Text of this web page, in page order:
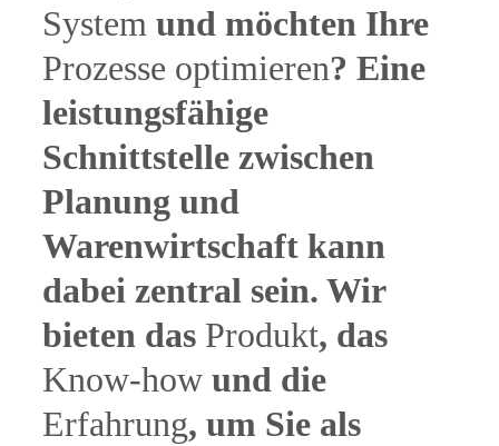
System und möchten Ihre
Prozesse optimieren? Eine
leistungsfähige
Schnittstelle zwischen
Planung und
Warenwirtschaft kann
dabei zentral sein. Wir
bieten das Produkt, das
Know-how und die
Erfahrung, um Sie als